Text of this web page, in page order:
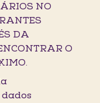
NO
DA
O